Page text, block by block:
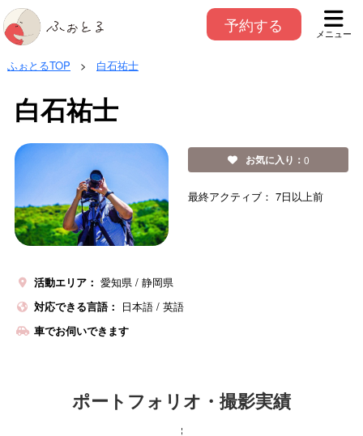
予約する メニュー
ふぉとるTOP > 白石祐士
白石祐士
お気に入り： 0
最終アクティブ： 7日以上前
活動エリア： 愛知県
静岡県
対応できる言語： 日本語/ 英語
車でお伺いできます
ポートフォリオ・撮影実績